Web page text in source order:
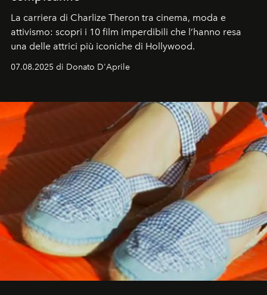
La carriera di Charlize Theron tra cinema, moda e
attivismo: scopri i 10 film imperdibili che l’hanno resa
una delle attrici più iconiche di Hollywood.
07.08.2025 di Donato D'Aprile